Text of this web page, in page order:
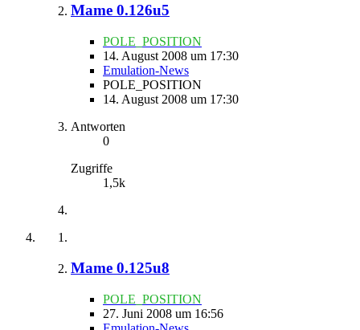
Mame 0.126u5
POLE_POSITION
14. August 2008 um 17:30
Emulation-News
POLE_POSITION
14. August 2008 um 17:30
Antworten
0
Zugriffe
1,5k
Mame 0.125u8
POLE_POSITION
27. Juni 2008 um 16:56